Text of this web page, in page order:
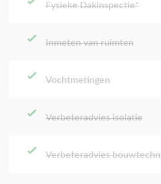
Fysieke Dakinspectie*
Inmeten van ruimten
Vochtmetingen
Verbeteradvies isolatie
Verbeteradvies